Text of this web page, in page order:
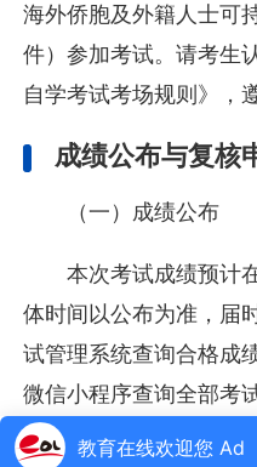
海外侨胞及外籍人士可
件）参加考试。请考生
自学考试考场规则》，
成绩公布与复核
（一）成绩公布
本次考试成绩预计
体时间以公布为准，届
试管理系统查询合格成
微信小程序查询全部考
教育考试院官方网站相